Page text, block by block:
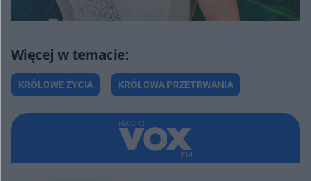
KRÓLOWE ŻYCIA KRÓLOWA PRZETRWANIA